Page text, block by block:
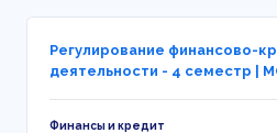
Регулирование финансово-
деятельности - 4 семестр |
Финансы и кредит